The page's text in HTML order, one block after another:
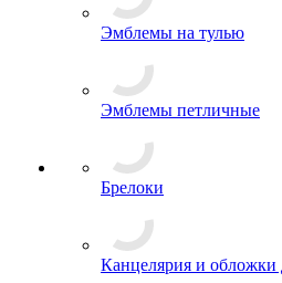
Эмблемы на тулью
Эмблемы петличные
Брелоки
Канцелярия и обложки